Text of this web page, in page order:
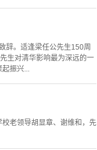
辞。适逢梁任公先生150周
生对清华影响最为深远的一
起振兴...
老领导胡显章、谢维和，先